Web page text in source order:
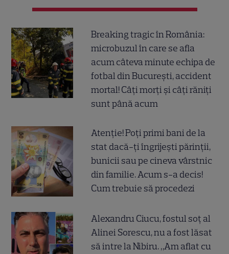
Breaking tragic în România:
microbuzul în care se afla
acum câteva minute echipa de
fotbal din București, accident
mortal! Câți morți și câți răniți
sunt până acum
Atenție! Poți primi bani de la
stat dacă-ți îngrijești părinții,
bunicii sau pe cineva vârstnic
din familie. Acum s-a decis!
Cum trebuie să procedezi
Alexandru Ciucu, fostul soț al
Alinei Sorescu, nu a fost lăsat
să intre la Nibiru. „Am aflat cu